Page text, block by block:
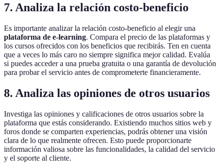
7. Analiza la relación costo-beneficio
Es importante analizar la relación costo-beneficio al elegir una
plataforma de e-learning. Compara el precio de las plataformas y
los cursos ofrecidos con los beneficios que recibirás. Ten en cuenta
que a veces lo más caro no siempre significa mejor calidad. Evalúa
si puedes acceder a una prueba gratuita o una garantía de devolución
para probar el servicio antes de comprometerte financieramente.
8. Analiza las opiniones de otros usuarios
Investiga las opiniones y calificaciones de otros usuarios sobre la
plataforma que estás considerando. Existiendo muchos sitios web y
foros donde se comparten experiencias, podrás obtener una visión
clara de lo que realmente ofrecen. Esto puede proporcionarte
información valiosa sobre las funcionalidades, la calidad del servicio
y el soporte al cliente.